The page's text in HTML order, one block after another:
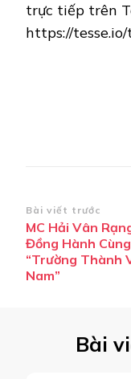
trực tiếp trên
https://
Điều
hướng
bài
viết
Bài viết trước
MC Hải Vân
Đồng Hành Cùng
“Trường Thành
Nam”
Bài